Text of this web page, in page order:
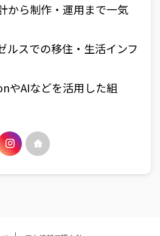
から制作・運用まで一気
ルスでの移住・生活インフ
やAIなどを活用した組